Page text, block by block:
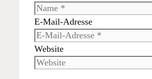
E-Mail-Adresse
Website